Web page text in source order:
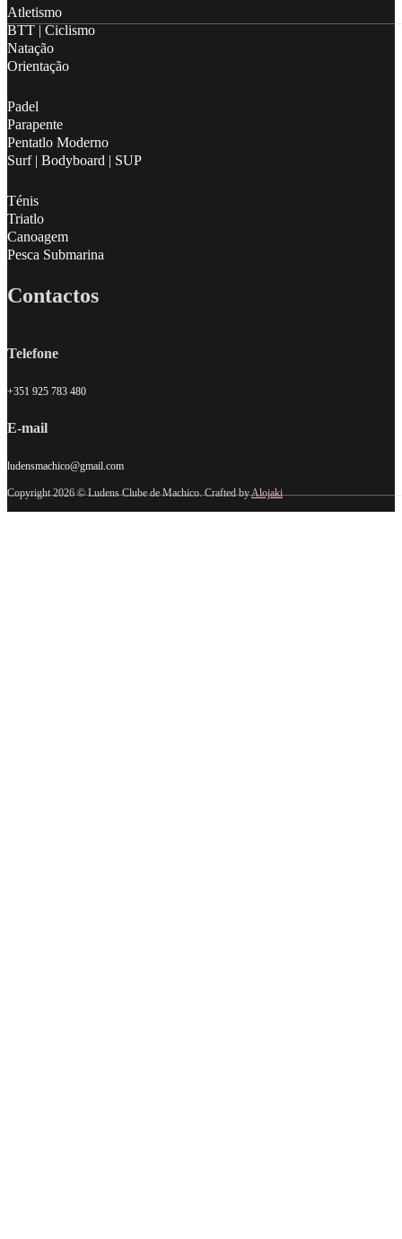
Atletismo
BTT | Ciclismo
Natação
Orientação
Padel
Parapente
Pentatlo Moderno
Surf | Bodyboard | SUP
Ténis
Triatlo
Canoagem
Pesca Submarina
Contactos
Telefone
+351 925 783 480
E-mail
ludensmachico@gmail.com
Copyright 2026 © Ludens Clube de Machico. Crafted byAlojaki